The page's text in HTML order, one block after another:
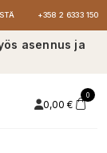
+358 2 6333 150
asennus ja
0,00 €
0